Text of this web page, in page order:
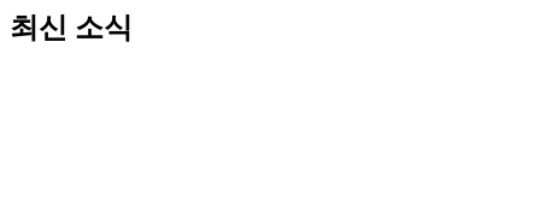
최신 소식